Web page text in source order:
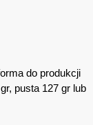
do produkcji
pusta 127 gr lub